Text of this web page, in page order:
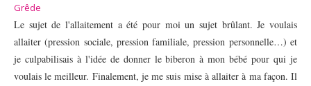
Le sujet de l'allaitement a été pour moi un sujet brûlant. Je voulais
allaiter (pression sociale, pression familiale, pression personnelle…) et
je culpabilisais à l'idée de donner le biberon à mon bébé pour qui je
voulais le meilleur. Finalement, je me suis mise à allaiter à ma façon. Il